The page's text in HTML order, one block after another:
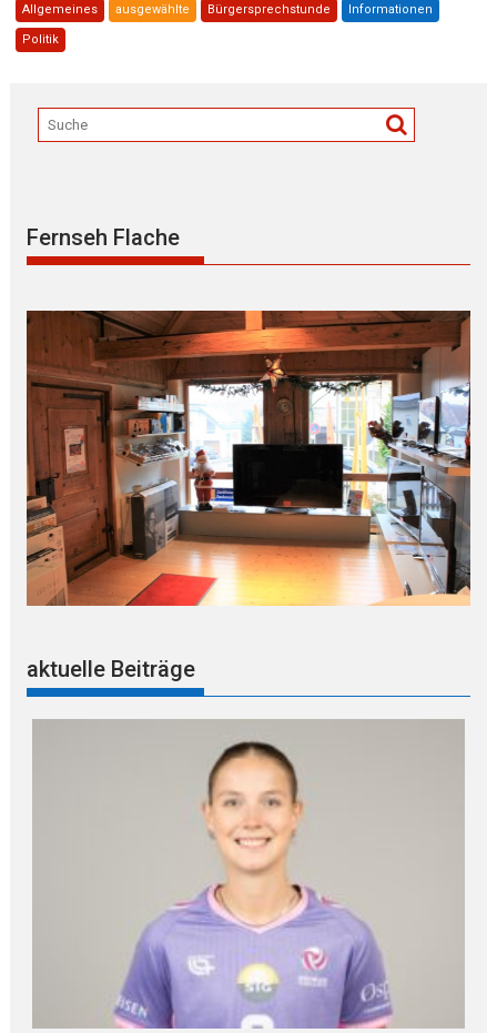
Allgemeines ausgewählte Bürgersprechstunde Informationen
Politik
Fernseh Flache
aktuelle Beiträge